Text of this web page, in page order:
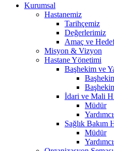
Kurumsal
Hastanemiz
Tarihçemiz
Değerlerimiz
Amaç ve
Misyon & Vizyon
Hastane Yönetimi
Başhekim ve
İdari ve Mali
Müdür
Sağlık Bakım
Müdür